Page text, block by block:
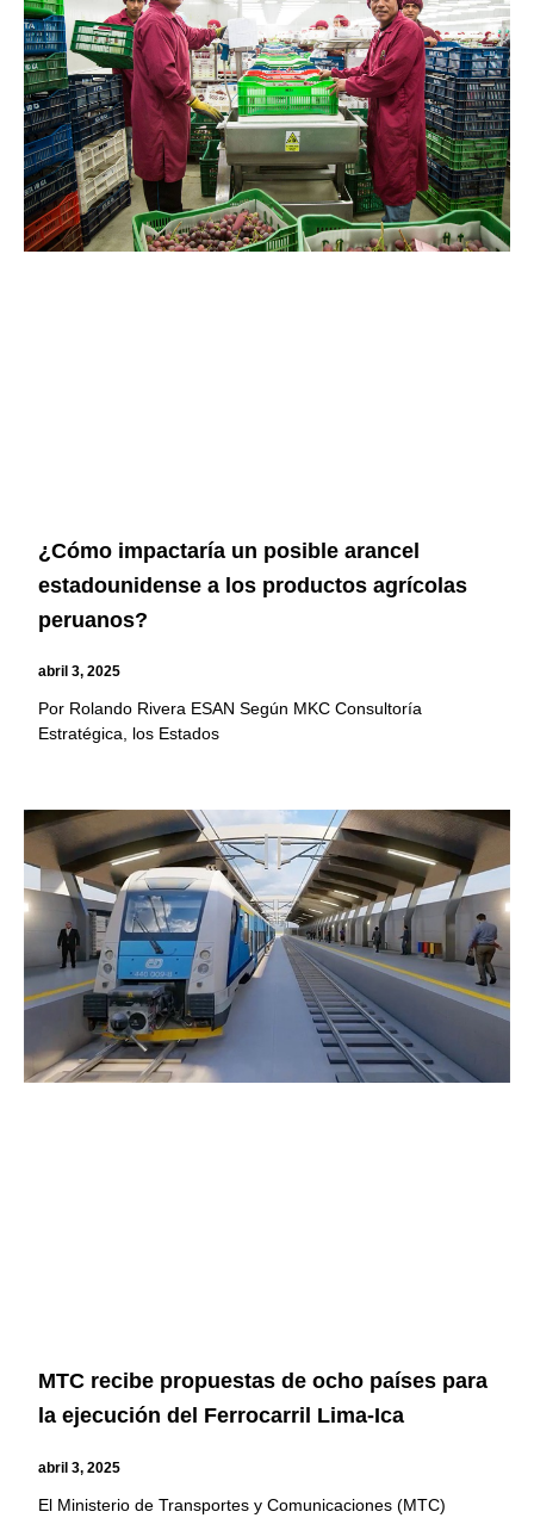
¿Cómo impactaría un posible arancel
estadounidense a los productos agrícolas
peruanos?
abril 3, 2025
Por Rolando Rivera ESAN Según MKC Consultoría
Estratégica, los Estados
MTC recibe propuestas de ocho países para
la ejecución del Ferrocarril Lima-Ica
abril 3, 2025
El Ministerio de Transportes y Comunicaciones (MTC)